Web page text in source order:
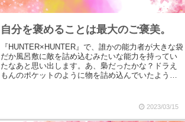
自分を褒めることは最大のご褒美。
『HUNTER×HUNTER』で、誰かの能力者が大きな袋
だか風呂敷に敵を詰め込むみたいな能力を持ってい
たなあと思い出します。あ、梟だったかな？ドラえ
もんのポケットのように物を詰め込んでいたよう
2023/03/15